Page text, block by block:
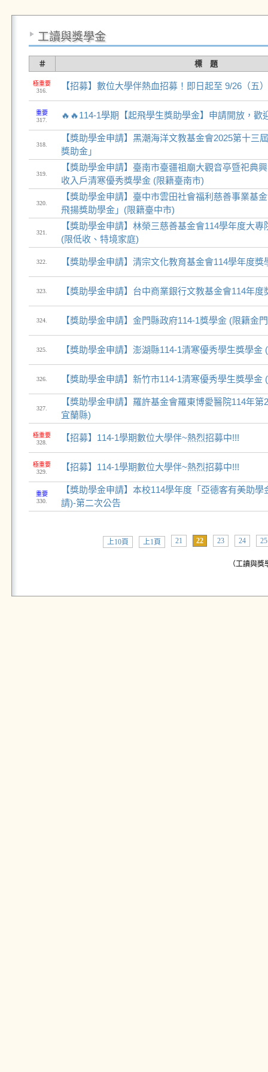
工讀與獎學金
＃ 標 題
極重要
316.
【招募】數位大學伴熱血招募！即日起至 9/26（五
重要
317.
🔥🔥114-1學期【起飛學生獎助學金】申請開放，歡
318.
【獎助學金申請】黑潮海洋文教基金會2025第十三
獎助金」
319.
【獎助學金申請】臺南市臺疆祖廟大觀音亭暨祀典
收入戶清寒優秀獎學金 (限籍臺南市)
320.
【獎助學金申請】臺中市雲田社會福利慈善事業基
飛揚獎助學金」(限籍臺中市)
321.
【獎助學金申請】林榮三慈善基金會114學年度大
(限低收、特境家庭)
322. 【獎助學金申請】清宗文化教育基金會114學年度
323. 【獎助學金申請】台中商業銀行文教基金會114年
324. 【獎助學金申請】金門縣政府114-1獎學金 (限籍金
325. 【獎助學金申請】澎湖縣114-1清寒優秀學生獎學金
326. 【獎助學金申請】新竹市114-1清寒優秀學生獎學金
327.
【獎助學金申請】羅許基金會羅東博愛醫院114年
宜蘭縣)
極重要
328.
【招募】114-1學期數位大學伴~熱烈招募中!!!
極重要
329.
【招募】114-1學期數位大學伴~熱烈招募中!!!
重要
330.
【獎助學金申請】本校114學年度「亞德客有美助
請)-第二次公告
上10頁 上1頁 21 22 23 24 25
（工讀與